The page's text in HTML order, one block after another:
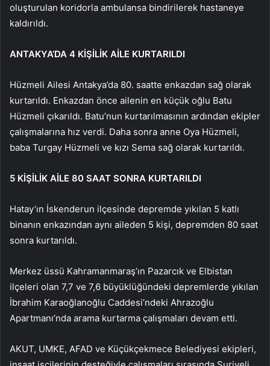
oluşturulan koridorla ambulansa bindirilerek hastaneye
kaldırıldı.
ANTAKYA’DA 4 KİŞİLİK AİLE KURTARILDI
Hüzmeli Ailesi Antakya’da 80. saatte enkazdan sağ olarak
kurtarıldı. Enkazdan önce ailenin en küçük oğlu Batu
Hüzmeli çıkarıldı. Batu’nun kurtarılmasının ardından ekipler
çalışmalarına hız verdi. Daha sonra anne Oya Hüzmeli,
baba Turgay Hüzmeli ve kızı Sema sağ olarak kurtarıldı.
5 KİŞİLİK AİLE 80 SAAT SONRA KURTARILDI
Hatay’ın İskenderun ilçesinde depremde yıkılan 5 katlı
binanın enkazından aynı aileden 5 kişi, depremden 80 saat
sonra kurtarıldı.
Merkez üssü Kahramanmaraş’ın Pazarcık ve Elbistan
ilçeleri olan 7,7 ve 7,6 büyüklüğündeki depremlerde yıkılan
İbrahim Karaoğlanoğlu Caddesi’ndeki Ahrazoğlu
Apartmanı’nda arama kurtarma çalışmaları devam etti.
AKUT, UMKE, AFAD ve Küçükçekmece Belediyesi ekipleri,